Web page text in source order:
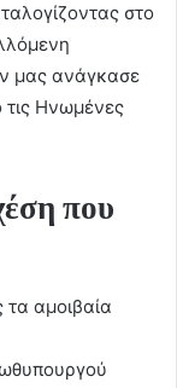
στο
μας ανάγκασε
Ηνωμένες
που
τα αμοιβαία